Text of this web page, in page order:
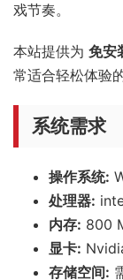
戏节奏。
本站提供为 免安
常适合轻松体验
系统需求
操作系统:
处理器:
内存: 800
显卡:
存储空间: